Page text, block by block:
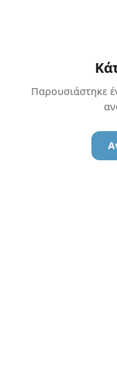
Παρουσιάστηκε